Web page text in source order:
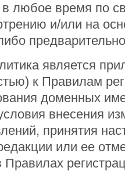
в любое время по
и/или на
является
к Правилам
доменных
внесения
принятия
или ее